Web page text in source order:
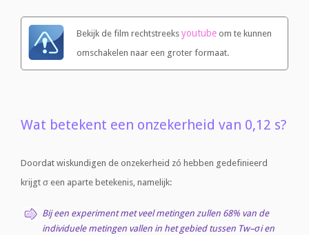
Bekijk de film rechtstreeks youtube om te kunnen
omschakelen naar een groter formaat.
Wat betekent een onzekerheid van 0,12 s?
Doordat wiskundigen de onzekerheid zó hebben gedefinieerd
krijgt σ een aparte betekenis, namelijk:
Bij een experiment met veel metingen zullen 68% van de
individuele metingen vallen in het gebied tussen Tw–σi en